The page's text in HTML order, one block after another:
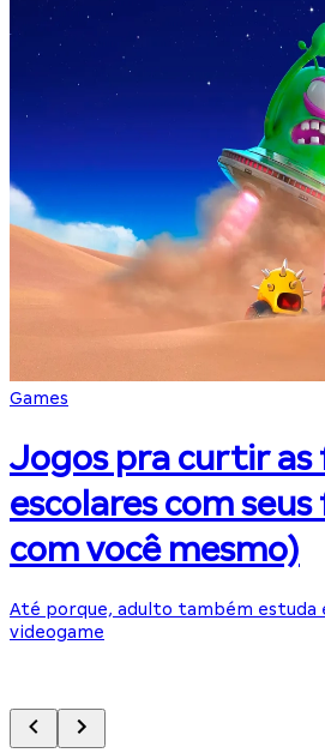
Games
Jogos pra curtir as
escolares com
com você mesmo)
Até porque, adulto também estuda
videogame